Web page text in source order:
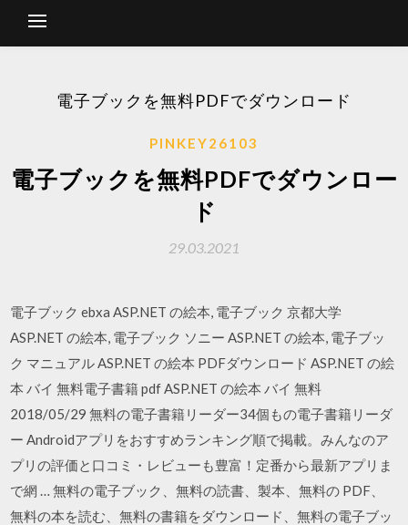
電子ブックを無料PDFでダウンロード
PINKEY26103
電子ブックを無料PDFでダウンロー
ド
29.03.2021
電子ブック ebxa ASP.NET の絵本, 電子ブック 京都大学
ASP.NET の絵本, 電子ブック ソニー ASP.NET の絵本, 電子ブッ
ク マニュアル ASP.NET の絵本 PDFダウンロード ASP.NET の絵
本 バイ 無料電子書籍 pdf ASP.NET の絵本 バイ 無料
2018/05/29 無料の電子書籍リーダー34個もの電子書籍リーダ
ー Androidアプリをおすすめランキング順で掲載。みんなのア
プリの評価と口コミ・レビューも豊富！定番から最新アプリま
で網 … 無料の電子ブック、無料の読書、製本、無料の PDF、
無料の本を読む、無料の書籍をダウンロード、無料の電子ブッ